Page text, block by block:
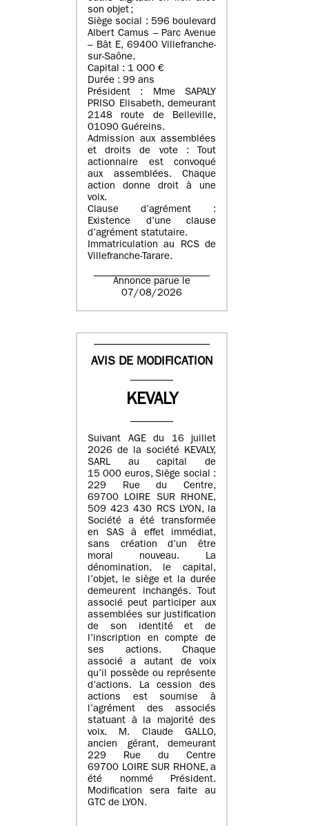
son objet ;
Siège social : 596 boulevard
Albert Camus – Parc Avenue
– Bât E, 69400 Villefranche-
sur-Saône.
Capital : 1 000 €
Durée : 99 ans
Président : Mme SAPALY
PRISO Elisabeth, demeurant
2148 route de Belleville,
01090 Guéreins.
Admission aux assemblées
et droits de vote : Tout
actionnaire est convoqué
aux assemblées. Chaque
action donne droit à une
voix.
Clause d’agrément :
Existence d’une clause
d’agrément statutaire.
Immatriculation au RCS de
Villefranche-Tarare.
Annonce parue le
07/08/2026
AVIS DE MODIFICATION
KEVALY
Suivant AGE du 16 juillet
2026 de la société KEVALY,
SARL au capital de
15 000 euros, Siège social :
229 Rue du Centre,
69700 LOIRE SUR RHONE,
509 423 430 RCS LYON, la
Société a été transformée
en SAS à effet immédiat,
sans création d’un être
moral nouveau. La
dénomination, le capital,
l’objet, le siège et la durée
demeurent inchangés. Tout
associé peut participer aux
assemblées sur justification
de son identité et de
l’inscription en compte de
ses actions. Chaque
associé a autant de voix
qu’il possède ou représente
d’actions. La cession des
actions est soumise à
l’agrément des associés
statuant à la majorité des
voix. M. Claude GALLO,
ancien gérant, demeurant
229 Rue du Centre
69700 LOIRE SUR RHONE, a
été nommé Président.
Modification sera faite au
GTC de LYON.